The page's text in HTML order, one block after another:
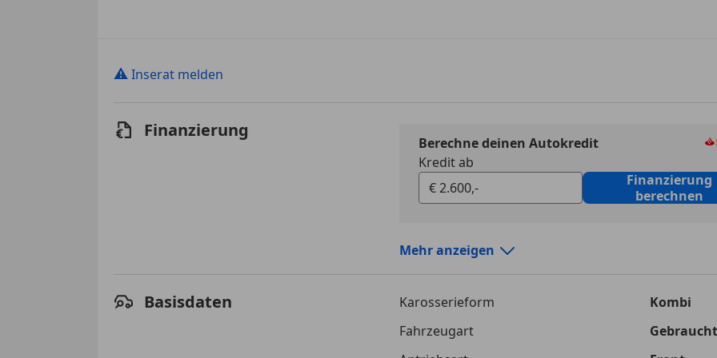
⚠ Inserat melden
Finanzierung
Berechne deinen Autokredit
Kredit ab
Finanzierung
berechnen
Laufzeit
120
Kreditbetrag
€ 2 600,-
Mehr anzeigen
Basisdaten Karosserieform
Kombi
Fahrzeugart
Gebraucht